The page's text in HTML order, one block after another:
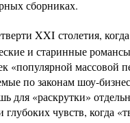
сборниках.
XXI столетия,
и старинные
«популярной массовой
по законам шоу-
для «раскрутки»
чувств, когда